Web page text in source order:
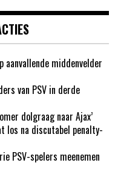
aanvallende middenvelder
van PSV in derde
dolgraag naar Ajax’
los na discutabel penalty-
PSV-spelers meenemen